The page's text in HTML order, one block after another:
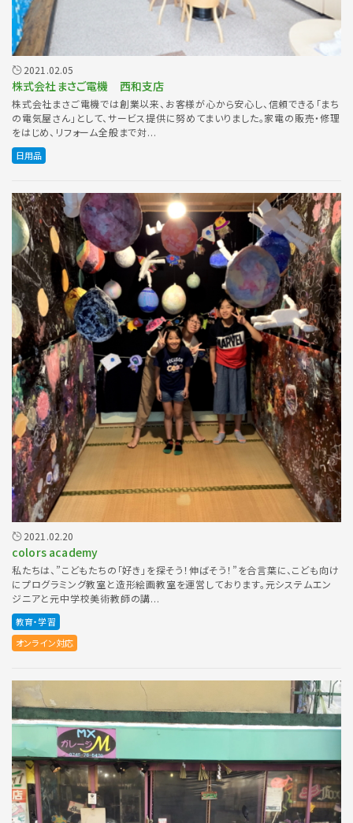
2021.02.05
株式会社まさご電機 西和支店
株式会社まさご電機では創業以来、お客様が心から安心し、信頼できる「まち
の電気屋さん」として、サービス提供に努めてまいりました。家電の販売・修理
をはじめ、リフォーム全般まで対...
日用品
2021.02.20
colors academy
私たちは、”こどもたちの「好き」を探そう！伸ばそう！”を合言葉に、こども向け
にプログラミング教室と造形絵画教室を運営しております。元システムエン
ジニアと元中学校美術教師の講...
教育・学習
オンライン対応